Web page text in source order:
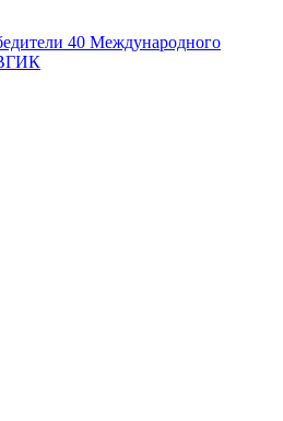
40 Международного
ВГИК